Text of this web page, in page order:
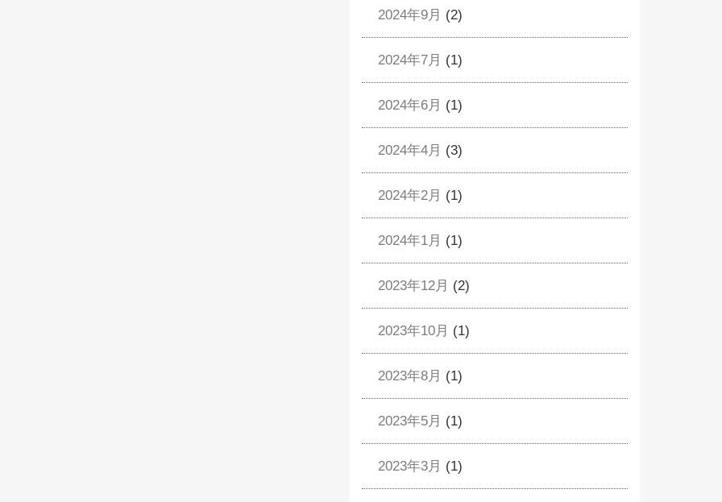
2024年9月 (2)
2024年7月 (1)
2024年6月 (1)
2024年4月 (3)
2024年2月 (1)
2024年1月 (1)
2023年12月 (2)
2023年10月 (1)
2023年8月 (1)
2023年5月 (1)
2023年3月 (1)